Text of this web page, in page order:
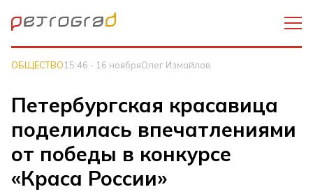
ОБЩЕСТВО15:46 - 16 ноябряОлег Измайлов
Петербургская красавица
поделилась впечатлениями
от победы в конкурсе
«Краса России»